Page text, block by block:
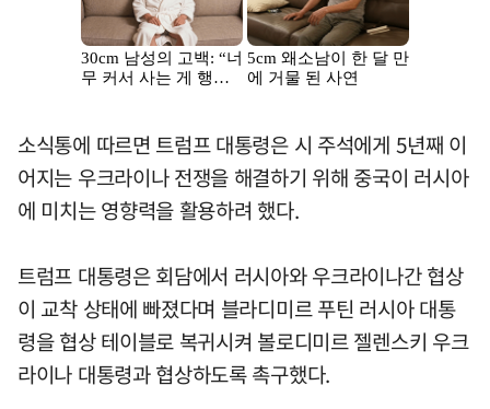
소식통에 따르면 트럼프 대통령은 시 주석에게 5년째 이
어지는 우크라이나 전쟁을 해결하기 위해 중국이 러시아
에 미치는 영향력을 활용하려 했다.
트럼프 대통령은 회담에서 러시아와 우크라이나간 협상
이 교착 상태에 빠졌다며 블라디미르 푸틴 러시아 대통
령을 협상 테이블로 복귀시켜 볼로디미르 젤렌스키 우크
라이나 대통령과 협상하도록 촉구했다.